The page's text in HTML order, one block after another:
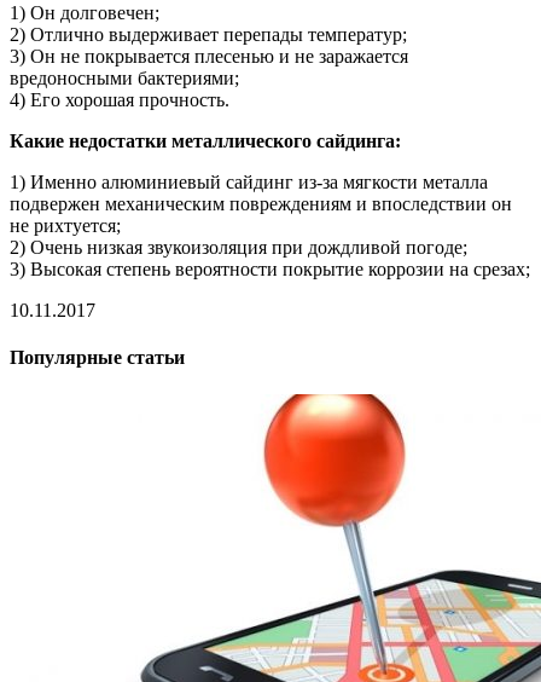
1) Он долговечен;
2) Отлично выдерживает перепады температур;
3) Он не покрывается плесенью и не заражается
вредоносными бактериями;
4) Его хорошая прочность.
Какие недостатки металлического сайдинга:
1) Именно алюминиевый сайдинг из-за мягкости металла
подвержен механическим повреждениям и впоследствии он
не рихтуется;
2) Очень низкая звукоизоляция при дождливой погоде;
3) Высокая степень вероятности покрытие коррозии на срезах;
10.11.2017
Популярные статьи